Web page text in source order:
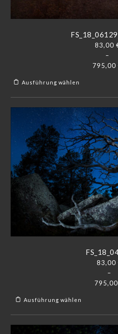
83,00
–
795,00
Ausführung wählen
83,00
–
795,00
Ausführung wählen